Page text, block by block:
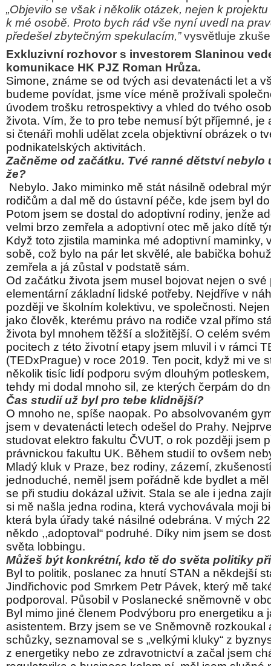
„Objevilo se však i několik otázek, nejen k
k mé osobě. Proto bych rád vše nyní uvedl na
předešel zbytečným spekulacím,”vysvětluje
Exkluzivní rozhovor s investorem Slaninou
komunikace HK PJZ Roman Hrůza.
Simone, známe se od tvých asi devatenácti let a
budeme povídat, jsme více méně prožívali
úvodem trošku retrospektivy a vhled do tvého
života. Vím, že to pro tebe nemusí být příjemné, je
si čtenáři mohli udělat zcela objektivní obrázek o
podnikatelských aktivitách.
Začněme od začátku. Tvé ranné dětství nebylo
že?
Nebylo. Jako miminko mě stát násilně odebral
rodičům a dal mě do ústavní péče, kde jsem byl
Potom jsem se dostal do adoptivní rodiny, jenže
velmi brzo zemřela a adoptivní otec mě jako dítě
Když toto zjistila maminka mé adoptivní maminky,
sobě, což bylo na pár let skvělé, ale babička
zemřela a já zůstal v podstatě sám.
Od začátku života jsem musel bojovat nejen o
elementární základní lidské potřeby. Nejdříve v
později ve školním kolektivu, ve společnosti.
jako člověk, kterému právo na rodiče vzal přímo
života byl mnohem těžší a složitější. O celém
pocitech z této životní etapy jsem mluvil i v rámci
(TEDxPrague) v roce 2019. Ten pocit, když mi ve
několik tisíc lidí podporu svým dlouhým
tehdy mi dodal mnoho sil, ze kterých čerpám do
Čas studií už byl pro tebe klidnější?
O mnoho ne, spíše naopak. Po absolvovaném
jsem v devatenácti letech odešel do Prahy.
studovat elektro fakultu ČVUT, o rok později jsem
právnickou fakultu UK. Během studií to ovšem
Mladý kluk v Praze, bez rodiny, zázemí,
jednoduché, neměl jsem pořádně kde bydlet a
se při studiu dokázal uživit. Stala se ale i jedna
si mě našla jedna rodina, která vychovávala moji
která byla úřady také násilné odebrána. V mých
někdo ,,adoptoval“ podruhé. Díky nim jsem se
světa lobbingu.
Můžeš být konkrétní, kdo tě do světa politiky
Byl to politik, poslanec za hnutí STAN a někdejší
Jindřichovic pod Smrkem Petr Pávek, který mě
podporoval. Působil v Poslanecké sněmovně v
Byl mimo jiné členem Podvýboru pro energetiku a
asistentem. Brzy jsem se ve Sněmovně rozkoukal
schůzky, seznamoval se s „velkými kluky“ z
z energetiky nebo ze zdravotnictví a začal jsem